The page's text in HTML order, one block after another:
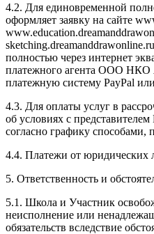
4.2. Для единовременной
оформляет заявку на сайте
полностью через интернет
платежного агента ООО НКО
платежную систему PayPal
4.3. Для оплаты услуг в
об условиях с
согласно графику способами,
4.4. Платежи от юридических
5. Ответственность и
5.1. Школа и Участник
неисполнение или
обязательств вследствие